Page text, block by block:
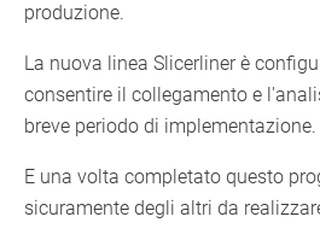
produzione.
La nuova linea Slicerliner è
consentire il collegamento e
breve periodo di implementazione.
E una volta completato questo
sicuramente degli altri da